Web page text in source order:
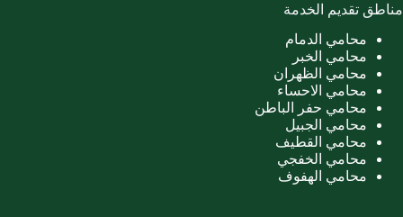
مناطق تقديم الخدمة
محامي الدمام
محامي الخبر
محامي الظهران
محامي الاحساء
محامي حفر الباطن
محامي الجبيل
محامي القطيف
محامي الخفجي
محامي الهفوف